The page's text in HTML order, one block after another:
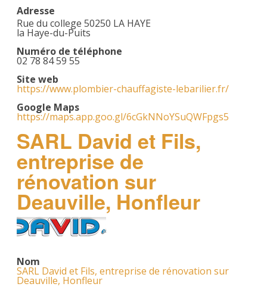
Adresse
Rue du college 50250 LA HAYE
la Haye-du-Puits
Numéro de téléphone
02 78 84 59 55
Site web
https://www.plombier-chauffagiste-lebarilier.fr/
Google Maps
https://maps.app.goo.gl/6cGkNNoYSuQWFpgs5
SARL David et Fils,
entreprise de
rénovation sur
Deauville, Honfleur
Nom
SARL David et Fils, entreprise de rénovation sur
Deauville, Honfleur